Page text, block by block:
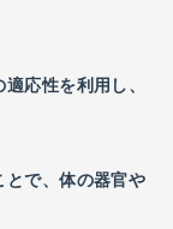
応性を利用し、
とで、体の器官や